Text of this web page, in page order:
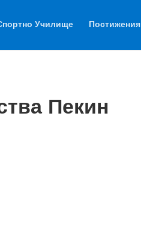
Училище Постижения
Пекин